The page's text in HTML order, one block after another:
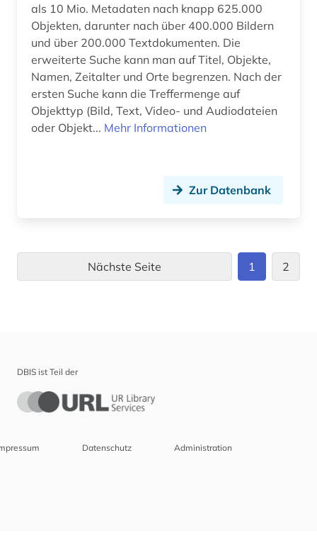
als 10 Mio. Metadaten nach knapp 625.000
Objekten, darunter nach über 400.000 Bildern
und über 200.000 Textdokumenten. Die
erweiterte Suche kann man auf Titel, Objekte,
Namen, Zeitalter und Orte begrenzen. Nach der
ersten Suche kann die Treffermenge auf
Objekttyp (Bild, Text, Video- und Audiodateien
oder Objekt... Mehr Informationen
Zur Datenbank
Nächste Seite 1 2
DBIS ist Teil der
Datenschutz Administration